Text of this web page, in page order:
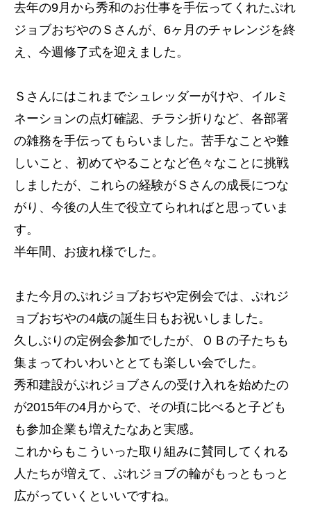
トップページ
建設
去年の9月から秀和のお仕事を手伝ってくれたぷれ
ジョブおぢやのＳさんが、6ヶ月のチャレンジを終
え、今週修了式を迎えました。
Ｓさんにはこれまでシュレッダーがけや、イルミ
ネーションの点灯確認、チラシ折りなど、各部署
の雑務を手伝ってもらいました。苦手なことや難
しいこと、初めてやることなど色々なことに挑戦
しましたが、これらの経験がＳさんの成長につな
がり、今後の人生で役立てられればと思っていま
す。
半年間、お疲れ様でした。
また今月のぷれジョブおぢや定例会では、ぷれジ
ョブおぢやの4歳の誕生日もお祝いしました。
久しぶりの定例会参加でしたが、ＯＢの子たちも
集まってわいわいととても楽しい会でした。
秀和建設がぷれジョブさんの受け入れを始めたの
が2015年の4月からで、その頃に比べると子ども
も参加企業も増えたなあと実感。
これからもこういった取り組みに賛同してくれる
人たちが増えて、ぷれジョブの輪がもっともっと
広がっていくといいですね。